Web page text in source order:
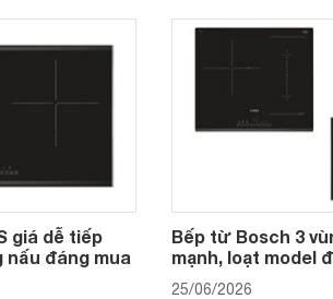
các tiêu chí này.
giá dễ tiếp
nấu đáng mua
Bếp từ Bosch 3
mạnh, loạt model
25/06/2026